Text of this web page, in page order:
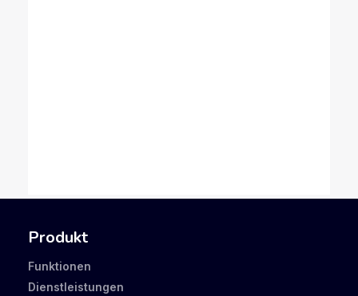
Produkt
Funktionen
Dienstleistungen